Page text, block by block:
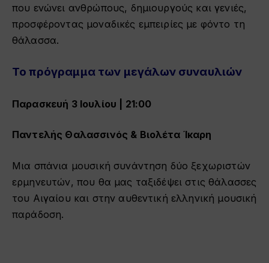
που ενώνει ανθρώπους, δημιουργούς και γενιές,
προσφέροντας μοναδικές εμπειρίες με φόντο τη
θάλασσα.
Το πρόγραμμα των μεγάλων συναυλιών
Παρασκευή 3 Ιουλίου | 21:00
Παντελής Θαλασσινός & Βιολέτα Ίκαρη
Μια σπάνια μουσική συνάντηση δύο ξεχωριστών
ερμηνευτών, που θα μας ταξιδέψει στις θάλασσες
του Αιγαίου και στην αυθεντική ελληνική μουσική
παράδοση.